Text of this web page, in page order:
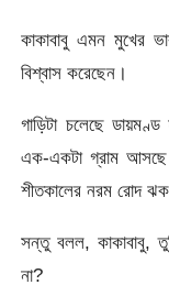
কাকাবাবু এমন মুখের
বিশ্বাস করেছেন।
গাড়িটা চলেছে
এক-একটা গ্রাম
শীতকালের নরম রোদ
সন্তু বলল, কাকাবাবু,
না?